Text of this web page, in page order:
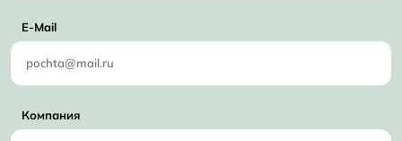
E-Mail
Компания